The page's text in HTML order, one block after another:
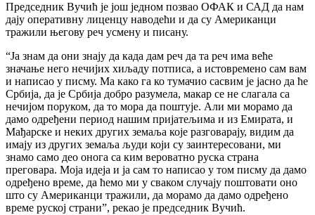
Председник Вучић је још једном позвао ОФАК и САД да нам
дају оперативну лиценцу наводећи и да су Американци
тражили његову реч усмену и писану.
“Ја знам да они знају да када дам реч да та реч има веће
значање него нечијих хиљаду потписа, а истовремено сам вам
и написао у писму. Ма како га ко тумачио сасвим је јасно да ће
Србија, да је Србија добро разумела, макар се не слагала са
нечијом поруком, да то мора да поштује. Али ми морамо да
дамо одређени период нашим пријатељима и из Емирата, и
Мађарске и неких других земаља које разговарају, видим да
имају из других земаља људи који су заинтересовани, ми
знамо само део онога са ким вероватно руска страна
преговара. Моја идеја и ја сам то написао у том писму да дамо
одређено време, да ћемо ми у сваком случају поштовати оно
што су Американци тражили, да морамо да дамо одређено
време руској страни”, рекао је председник Вучић.